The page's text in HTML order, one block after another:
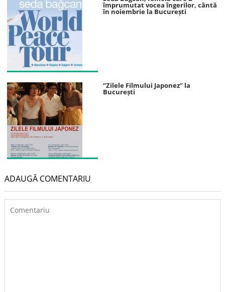
împrumutat vocea îngerilor, cântă
în noiembrie la București
“Zilele Filmului Japonez” la
București
ADAUGĂ COMENTARIU